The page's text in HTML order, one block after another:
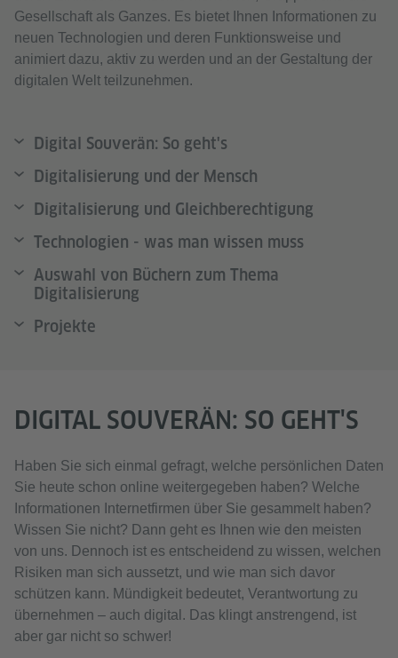
Gesellschaft als Ganzes. Es bietet Ihnen Informationen zu
neuen Technologien und deren Funktionsweise und
animiert dazu, aktiv zu werden und an der Gestaltung der
digitalen Welt teilzunehmen.
Digital Souverän: So geht's
Digitalisierung und der Mensch
Digitalisierung und Gleichberechtigung
Technologien - was man wissen muss
Auswahl von Büchern zum Thema
Digitalisierung
Projekte
DIGITAL SOUVERÄN: SO GEHT'S
Haben Sie sich einmal gefragt, welche persönlichen Daten
Sie heute schon online weitergegeben haben? Welche
Informationen Internetfirmen über Sie gesammelt haben?
Wissen Sie nicht? Dann geht es Ihnen wie den meisten
von uns. Dennoch ist es entscheidend zu wissen, welchen
Risiken man sich aussetzt, und wie man sich davor
schützen kann. Mündigkeit bedeutet, Verantwortung zu
übernehmen – auch digital. Das klingt anstrengend, ist
aber gar nicht so schwer!